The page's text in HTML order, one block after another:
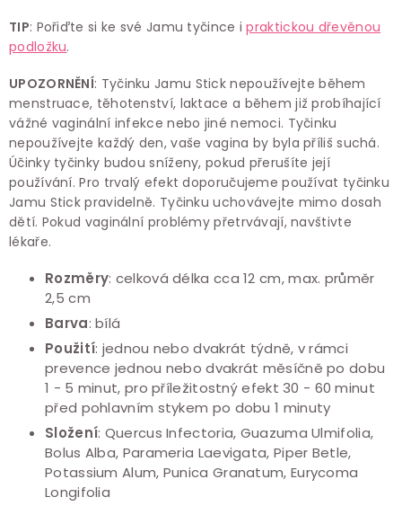
TIP: Pořiďte si ke své Jamu tyčince ipraktickou dřevěnou
podložku.
UPOZORNĚNÍ: Tyčinku Jamu Stick nepoužívejte během
menstruace, těhotenství, laktace a během již probíhající
vážné vaginální infekce nebo jiné nemoci. Tyčinku
nepoužívejte každý den, vaše vagina by byla příliš suchá.
Účinky tyčinky budou sníženy, pokud přerušíte její
používání. Pro trvalý efekt doporučujeme používat tyčinku
Jamu Stick pravidelně. Tyčinku uchovávejte mimo dosah
dětí. Pokud vaginální problémy přetrvávají, navštivte
lékaře.
Rozměry: celková délka cca 12 cm, max. průměr
2,5 cm
Barva: bílá
Použití: jednou nebo dvakrát týdně, v rámci
prevence jednou nebo dvakrát měsíčně po dobu
1 - 5 minut, pro příležitostný efekt 30 - 60 minut
před pohlavním stykem po dobu 1 minuty
Složení: Quercus Infectoria, Guazuma Ulmifolia,
Bolus Alba, Parameria Laevigata, Piper Betle,
Potassium Alum, Punica Granatum, Eurycoma
Longifolia